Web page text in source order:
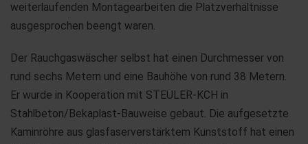
weiterlaufenden Montagearbeiten die Platzverhältnisse
ausgesprochen beengt waren.
Der Rauchgaswäscher selbst hat einen Durchmesser von
rund sechs Metern und eine Bauhöhe von rund 38 Metern.
Er wurde in Kooperation mit STEULER-KCH in
Stahlbeton/Bekaplast-Bauweise gebaut. Die aufgesetzte
Kaminröhre aus glasfaserverstärktem Kunststoff hat einen